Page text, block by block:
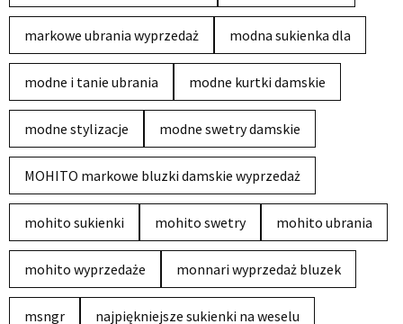
markowe ubrania wyprzedaż modna sukienka dla
modne i tanie ubrania modne kurtki damskie
modne stylizacje modne swetry damskie
MOHITO markowe bluzki damskie wyprzedaż
mohito sukienki mohito swetry mohito ubrania
mohito wyprzedaże monnari wyprzedaż bluzek
msngr najpiękniejsze sukienki na weselu